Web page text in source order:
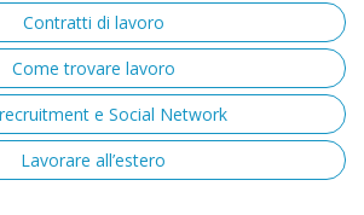
Contratti di lavoro
Come trovare lavoro
e Social Network
Lavorare all’estero